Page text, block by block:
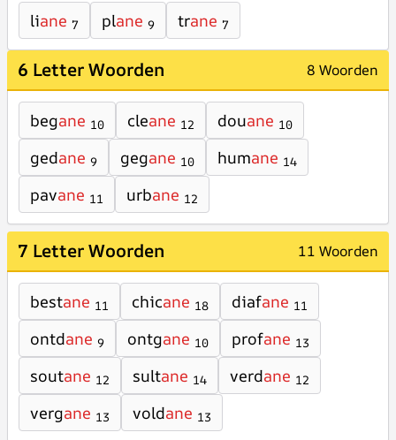
liane 7 plane 9 trane 7
6 Letter Woorden 8 Woorden
begane 10 cleane 12 douane 10
gedane 9 gegane 10 humane 14
pavane 11 urbane 12
7 Letter Woorden 11 Woorden
bestane 11 chicane 18 diafane 11
ontdane 9 ontgane 10 profane 13
soutane 12 sultane 14 verdane 12
vergane 13 voldane 13